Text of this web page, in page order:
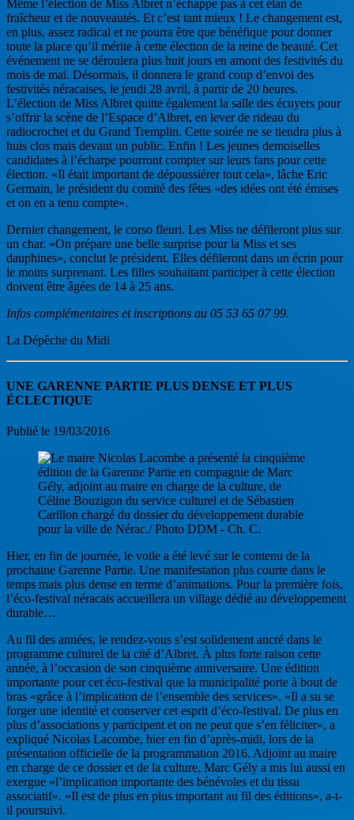
Même l’élection de Miss Albret n’échappe pas à cet élan de
fraîcheur et de nouveautés. Et c’est tant mieux ! Le changement est,
en plus, assez radical et ne pourra être que bénéfique pour donner
toute la place qu’il mérite à cette élection de la reine de beauté. Cet
événement ne se déroulera plus huit jours en amont des festivités du
mois de mai. Désormais, il donnera le grand coup d’envoi des
festivités néracaises, le jeudi 28 avril, à partir de 20 heures.
L’élection de Miss Albret quitte également la salle des écuyers pour
s’offrir la scène de l’Espace d’Albret, en lever de rideau du
radiocrochet et du Grand Tremplin. Cette soirée ne se tiendra plus à
huis clos mais devant un public. Enfin ! Les jeunes demoiselles
candidates à l’écharpe pourront compter sur leurs fans pour cette
élection. «Il était important de dépoussiérer tout cela», lâche Eric
Germain, le président du comité des fêtes «des idées ont été émises
et on en a tenu compte».
Dernier changement, le corso fleuri. Les Miss ne défileront plus sur
un char. «On prépare une belle surprise pour la Miss et ses
dauphines», conclut le président. Elles défileront dans un écrin pour
le moins surprenant. Les filles souhaitant participer à cette élection
doivent être âgées de 14 à 25 ans.
Infos complémentaires et inscriptions au 05 53 65 07 99.
La Dépêche du Midi
UNE GARENNE PARTIE PLUS DENSE ET PLUS
ÉCLECTIQUE
Publié le 19/03/2016
Hier, en fin de journée, le voile a été levé sur le contenu de la
prochaine Garenne Partie. Une manifestation plus courte dans le
temps mais plus dense en terme d’animations. Pour la première fois,
l’éco-festival néracais accueillera un village dédié au développement
durable…
Au fil des années, le rendez-vous s’est solidement ancré dans le
programme culturel de la cité d’Albret. À plus forte raison cette
année, à l’occasion de son cinquième anniversaire. Une édition
importante pour cet éco-festival que la municipalité porte à bout de
bras «grâce à l’implication de l’ensemble des services». «Il a su se
forger une identité et conserver cet esprit d’éco-festival. De plus en
plus d’associations y participent et on ne peut que s’en féliciter», a
expliqué Nicolas Lacombe, hier en fin d’après-midi, lors de la
présentation officielle de la programmation 2016. Adjoint au maire
en charge de ce dossier et de la culture, Marc Gély a mis lui aussi en
exergue «l’implication importante des bénévoles et du tissu
associatif». «Il est de plus en plus important au fil des éditions», a-t-
il poursuivi.